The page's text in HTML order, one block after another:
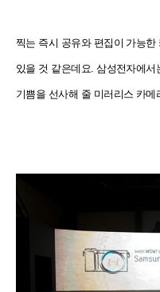
찍는 즉시 공유와 편집이 가능
있을 것 같은데요. 삼성전자에
기쁨을 선사해 줄 미러리스 카